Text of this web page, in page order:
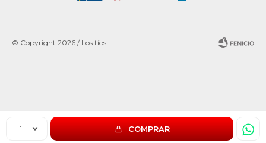
1 COMPRAR
© Copyright 2026 / Los tíos
Fenicio